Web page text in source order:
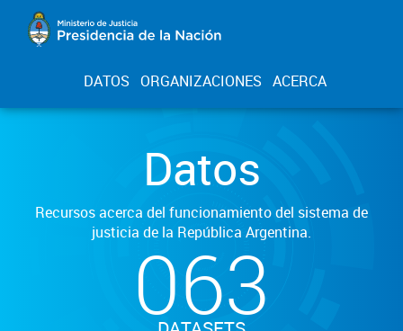
DATOS ORGANIZACIONES ACERCA
Datos
Recursos acerca del funcionamiento del sistema de
justicia de la República Argentina.
063